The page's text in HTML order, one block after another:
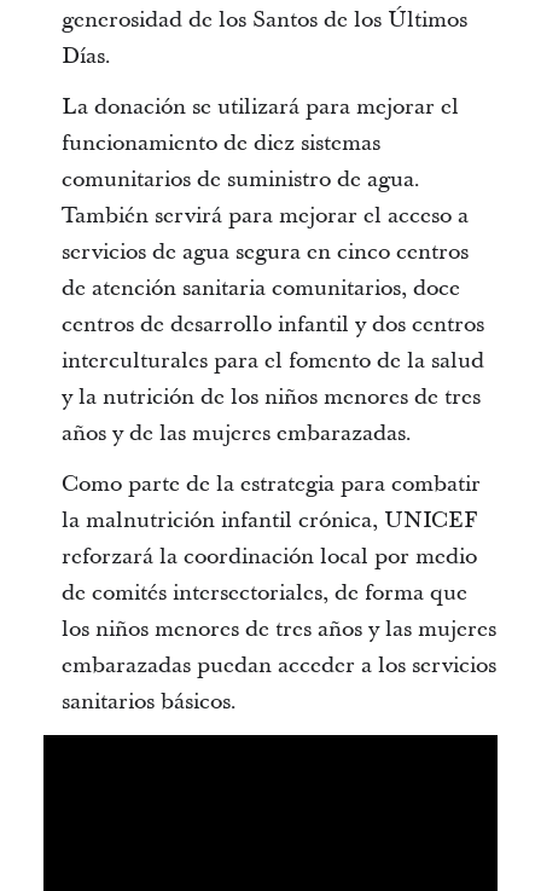
generosidad de los Santos de los Últimos
Días.
La donación se utilizará para mejorar el
funcionamiento de diez sistemas
comunitarios de suministro de agua.
También servirá para mejorar el acceso a
servicios de agua segura en cinco centros
de atención sanitaria comunitarios, doce
centros de desarrollo infantil y dos centros
interculturales para el fomento de la salud
y la nutrición de los niños menores de tres
años y de las mujeres embarazadas.
Como parte de la estrategia para combatir
la malnutrición infantil crónica, UNICEF
reforzará la coordinación local por medio
de comités intersectoriales, de forma que
los niños menores de tres años y las mujeres
embarazadas puedan acceder a los servicios
sanitarios básicos.